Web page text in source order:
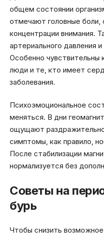
общем состоянии
отмечают головные боли,
концентрации внимания.
артериального давления
Особенно чувствительны
люди и те, кто имеет
заболевания.
Психоэмоциональное
меняться. В дни
ощущают
симптомы, как правило,
После стабилизации
нормализуется без
Советы на
бурь
Чтобы снизить